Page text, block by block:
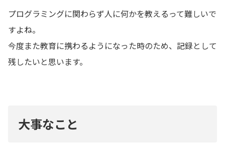
プログラミングに関わらず人に何かを教えるって難しいで
すよね。
今度また教育に携わるようになった時のため、記録として
残したいと思います。
大事なこと